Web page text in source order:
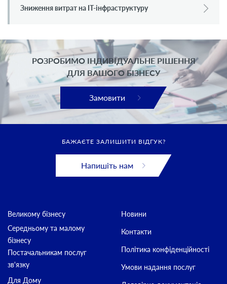
Зниження витрат на IT-інфраструктуру
РОЗРОБИМО ІНДИВІДУАЛЬНЕ РІШЕННЯ
ДЛЯ ВАШОГО БІЗНЕСУ
Замовити
БАЖАЄТЕ ЗАЛИШИТИ ВІДГУК?
Напишіть нам
Великому бізнесу
Середньому та малому
бізнесу
Постачальникам послуг
зв'язку
Для Дому
Новини
Контакти
Політика конфіденційності
Умови надання послуг